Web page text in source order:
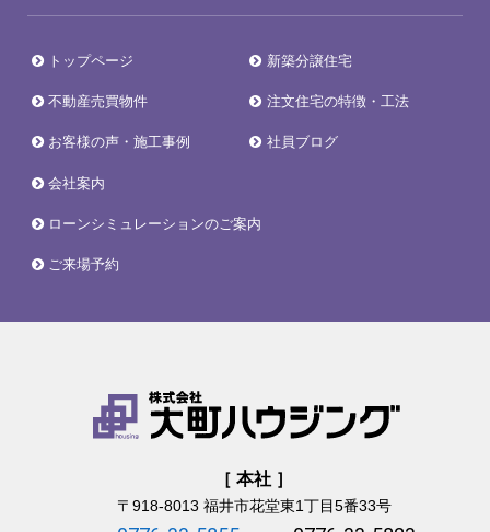
トップページ 新築分譲住宅
不動産売買物件 注文住宅の特徴・工法
お客様の声・施工事例 社員ブログ
会社案内
ローンシミュレーションのご案内
ご来場予約
［ 本社 ］
〒918-8013 福井市花堂東1丁目5番33号